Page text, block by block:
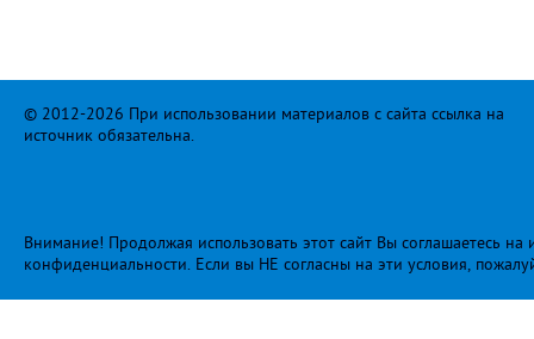
© 2012-2026 При использовании материалов с сайта ссылка на
источник обязательна.
Внимание! Продолжая использовать этот сайт Вы соглашаетесь
конфиденциальности. Если вы НЕ согласны на эти условия,